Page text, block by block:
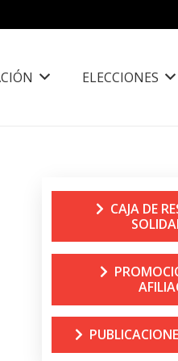
ELECCIONES
CAJA DE